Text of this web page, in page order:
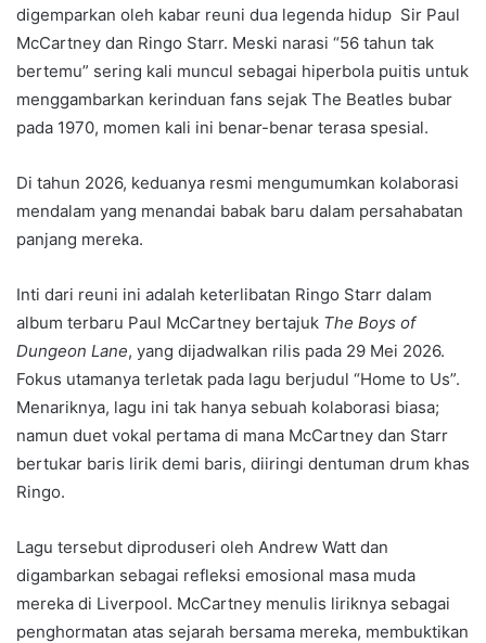
digemparkan oleh kabar reuni dua legenda hidup Sir Paul
McCartney dan Ringo Starr. Meski narasi “56 tahun tak
bertemu” sering kali muncul sebagai hiperbola puitis untuk
menggambarkan kerinduan fans sejak The Beatles bubar
pada 1970, momen kali ini benar-benar terasa spesial.
Di tahun 2026, keduanya resmi mengumumkan kolaborasi
mendalam yang menandai babak baru dalam persahabatan
panjang mereka.
Inti dari reuni ini adalah keterlibatan Ringo Starr dalam
album terbaru Paul McCartney bertajuk The Boys of
Dungeon Lane, yang dijadwalkan rilis pada 29 Mei 2026.
Fokus utamanya terletak pada lagu berjudul “Home to Us”.
Menariknya, lagu ini tak hanya sebuah kolaborasi biasa;
namun duet vokal pertama di mana McCartney dan Starr
bertukar baris lirik demi baris, diiringi dentuman drum khas
Ringo.
Lagu tersebut diproduseri oleh Andrew Watt dan
digambarkan sebagai refleksi emosional masa muda
mereka di Liverpool. McCartney menulis liriknya sebagai
penghormatan atas sejarah bersama mereka, membuktikan